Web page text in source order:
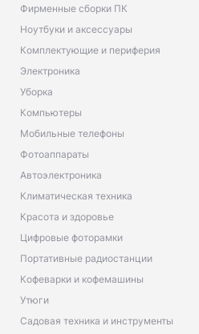
Фирменные сборки ПК
Ноутбуки и аксессуары
Комплектующие и периферия
Электроника
Уборка
Компьютеры
Мобильные телефоны
Фотоаппараты
Автоэлектроника
Климатическая техника
Красота и здоровье
Цифровые фоторамки
Портативные радиостанции
Кофеварки и кофемашины
Утюги
Садовая техника и инструменты